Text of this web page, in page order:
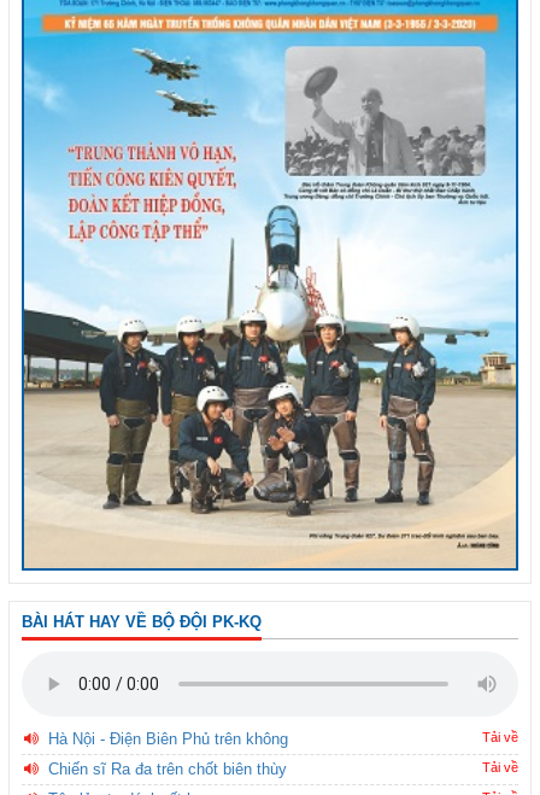
BÀI HÁT HAY VỀ BỘ ĐỘI PK-KQ
Hà Nội - Điện Biên Phủ trên không Tải về
Chiến sĩ Ra đa trên chốt biên thùy Tải về